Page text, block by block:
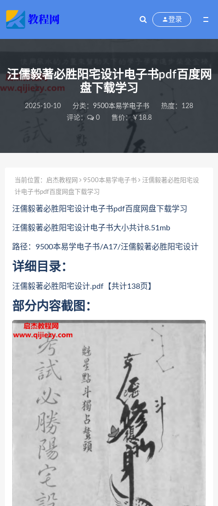
登录
汪儒毅著必胜阳宅设计电子书pdf百度网
盘下载学习
2025-10-10 分类： 9500本易学电子书
热度：128
评论：
0 售价：￥18.8
当前位置： 启杰教程网 9500本易学电子书
汪儒毅著必胜阳宅设
计电子书pdf百度网盘下载学习
汪儒毅著必胜阳宅设计电子书pdf百度网盘下载学习
汪儒毅著必胜阳宅设计电子书大小共计8.51mb
路径：9500本易学电子书/A17/汪儒毅著必胜阳宅设计
详细目录：
汪儒毅著必胜阳宅设计.pdf【共计138页】
部分内容截图：